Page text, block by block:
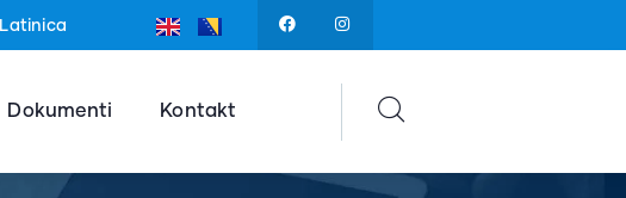
Latinica
Dokumenti Kontakt